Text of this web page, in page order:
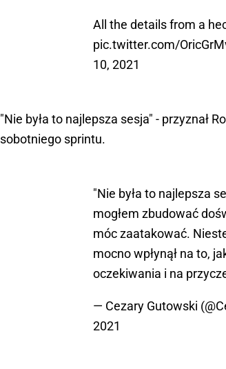
All the details from a
pic.twitter.com/
10, 2021
"Nie była to najlepsza sesja" - przyznał
sobotniego sprintu.
"Nie była to najlepsza
mogłem zbudować
móc zaatakować.
mocno wpłynął na to,
oczekiwania i na
— Cezary Gutowski
2021